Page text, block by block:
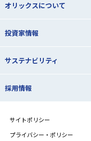
オリックスについて
投資家情報
サステナビリティ
採用情報
サイトポリシー
プライバシー・ポリシー